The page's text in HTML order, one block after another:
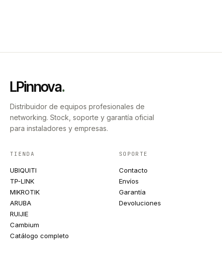
LPinnova.
Distribuidor de equipos profesionales de
networking. Stock, soporte y garantía oficial
para instaladores y empresas.
TIENDA
UBIQUITI
TP-LINK
MIKROTIK
ARUBA
RUIJIE
Cambium
Catálogo completo
SOPORTE
Contacto
Envíos
Garantía
Devoluciones